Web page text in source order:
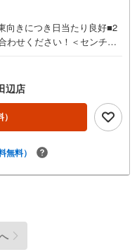
向きにつき日当たり良好■2
わせください！＜センチュ
添い、大切なお住まいの
！●リフォームのご相談も
ローンのご相談・・・なん
せ！〇大阪メトロ御堂筋線
業時間:10:00～20:00（火
です。ご連絡お待ちしてお
辺店
無料）